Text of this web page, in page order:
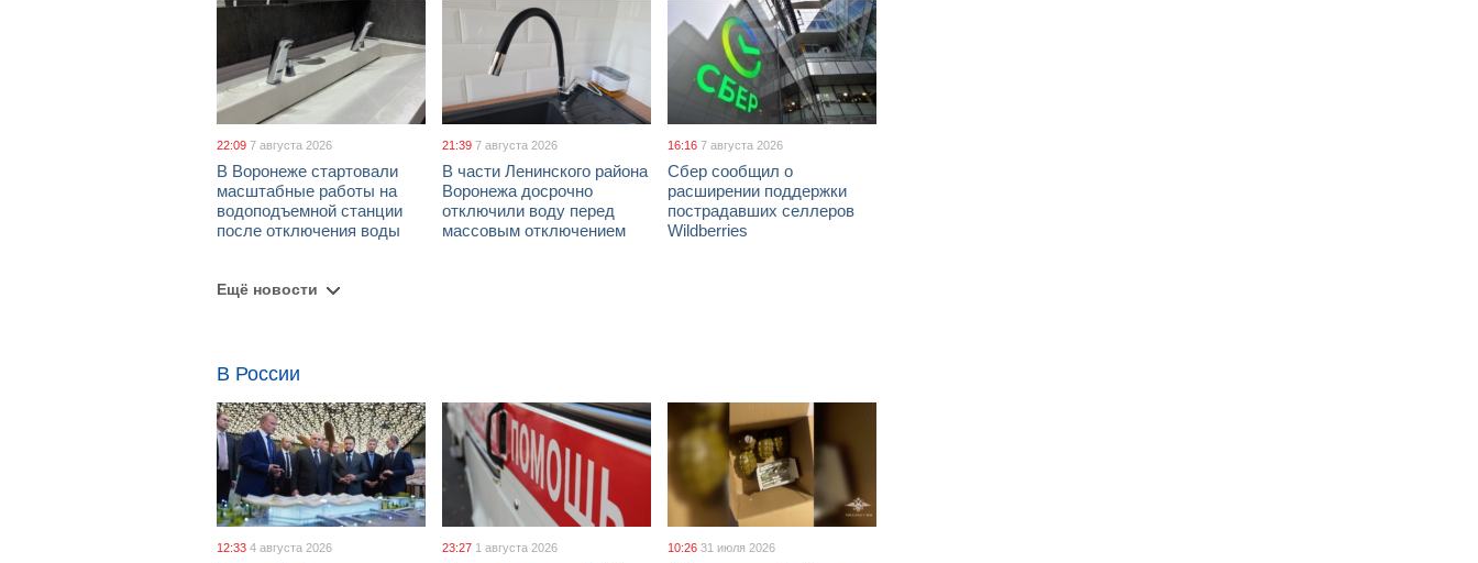
22:09 7 августа 2026
В Воронеже стартовали
масштабные работы на
водоподъемной станции
после отключения воды
21:39 7 августа 2026
В части Ленинского района
Воронежа досрочно
отключили воду перед
массовым отключением
16:16 7 августа 2026
Сбер сообщил о
расширении поддержки
пострадавших селлеров
Wildberries
Ещё новости
В России
12:33 4 августа 2026 23:27 1 августа 2026 10:26 31 июля 2026